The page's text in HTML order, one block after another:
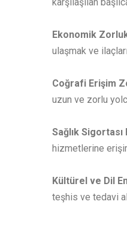
Ekonomik
ulaşmak ve
Coğrafi Erişim
uzun ve zorlu
Sağlık Sigortası
hizmetlerine
Kültürel ve Dil
teşhis ve tedavi